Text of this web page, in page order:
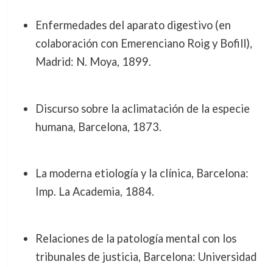
Enfermedades del aparato digestivo (en
colaboración con Emerenciano Roig y Bofill),
Madrid: N. Moya, 1899.
Discurso sobre la aclimatación de la especie
humana, Barcelona, 1873.
La moderna etiología y la clínica, Barcelona:
Imp. La Academia, 1884.
Relaciones de la patología mental con los
tribunales de justicia, Barcelona: Universidad